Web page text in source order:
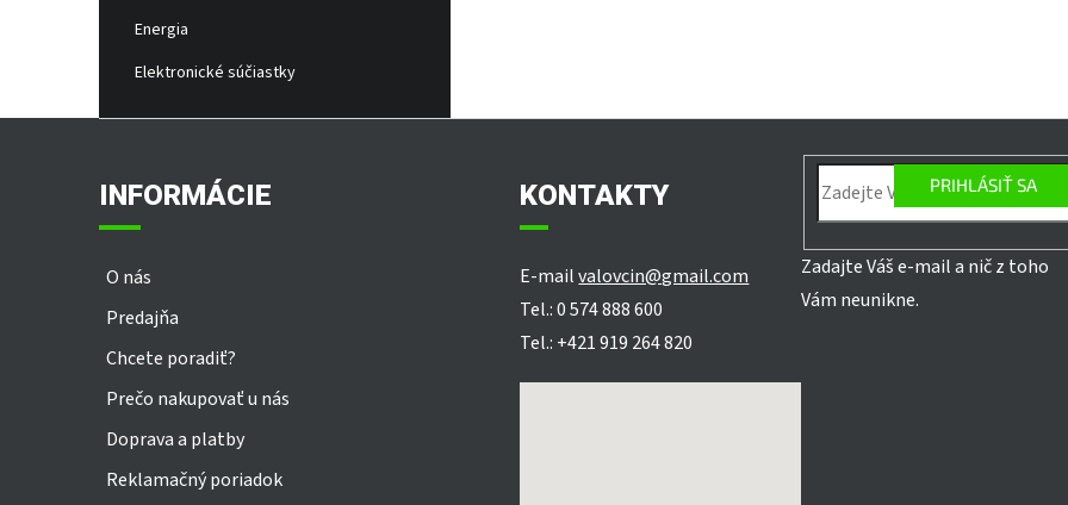
Energia
Elektronické súčiastky
INFORMÁCIE
O nás
Predajňa
Chcete poradiť?
Prečo nakupovať u nás
Doprava a platby
Reklamačný poriadok
KONTAKTY
E-mailvalovcin@gmail.com
Tel.: 0 574 888 600
Tel.: +421 919 264 820
PRIHLÁSIŤ SA
Zadajte Váš e-mail a nič z toho
Vám neunikne.